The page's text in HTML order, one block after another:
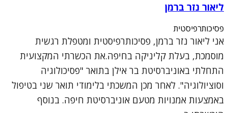
ליאור נזר ברמן
פסיכותרפיסטית
אני ליאור נזר ברמן, פסיכותרפיסטית ומטפלת רגשית
מוסמכת, בעלת קליניקה בחיפה.את הכשרתי המקצועית
התחלתי באוניברסיטת בר אילן בתואר "פסיכולוגיה
וסוציולוגיה". לאחר מכן המשכתי בלימודי תואר שני בטיפול
באמצעות אמנויות מטעם אוניברסיטת חיפה. בנוסף